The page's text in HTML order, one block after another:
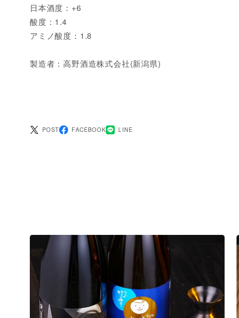
日本酒度：+6
酸度：1.4
アミノ酸度：1.8
製造者：高野酒造株式会社(新潟県)
POST FACEBOOK LINE